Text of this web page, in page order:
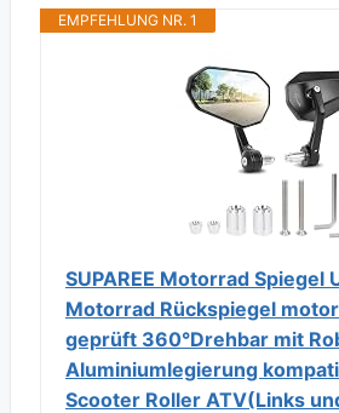
EMPFEHLUNG NR. 1
SUPAREE Motorrad Spiegel
Motorrad Rückspiegel
geprüft 360°Drehbar mit
Aluminiumlegierung
Scooter Roller ATV(Links